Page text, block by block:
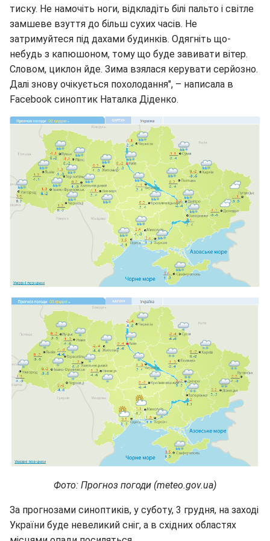
тиску. Не намочіть ноги, відкладіть білі пальто і світле
замшеве взуття до більш сухих часів. Не
затримуйтеся під дахами будинків. Одягніть що-
небудь з капюшоном, тому що буде завивати вітер.
Словом, циклон йде. Зима взялася керувати серйозно.
Далі знову очікується похолодання", – написала в
Facebook синоптик Наталка Діденко.
Фото: Прогноз погоди (meteo.gov.ua)
За прогнозами синоптиків, у суботу, 3 грудня, на заході
України буде невеликий сніг, а в східних областях